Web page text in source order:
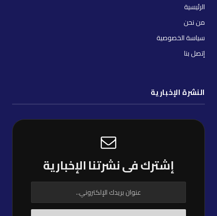
الرئيسية
من نحن
سياسة الخصوصية
إتصل بنا
النشرة الإخبارية
إشترك فى نشرتنا الإخبارية